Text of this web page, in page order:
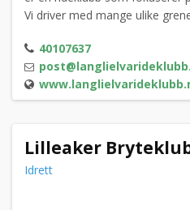
Vi driver med mange ulike
egen hest muligheten til å delta
aktiviteter og samlinger på lik
hest.
40107637
Lilleaker
Idrett